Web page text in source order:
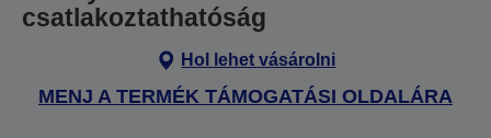
csatlakoztathatóság
Hol lehet vásárolni
MENJ A TERMÉK TÁMOGATÁSI OLDALÁRA